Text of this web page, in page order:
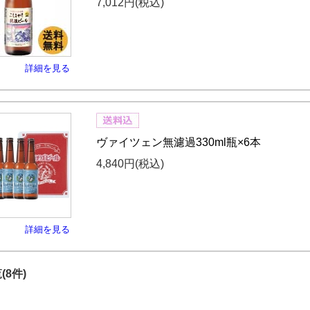
詳細を見る
7,012円 (税込)
詳細を見る
ヴァイツェン無濾過330ml瓶×6本
4,840円 (税込)
件)